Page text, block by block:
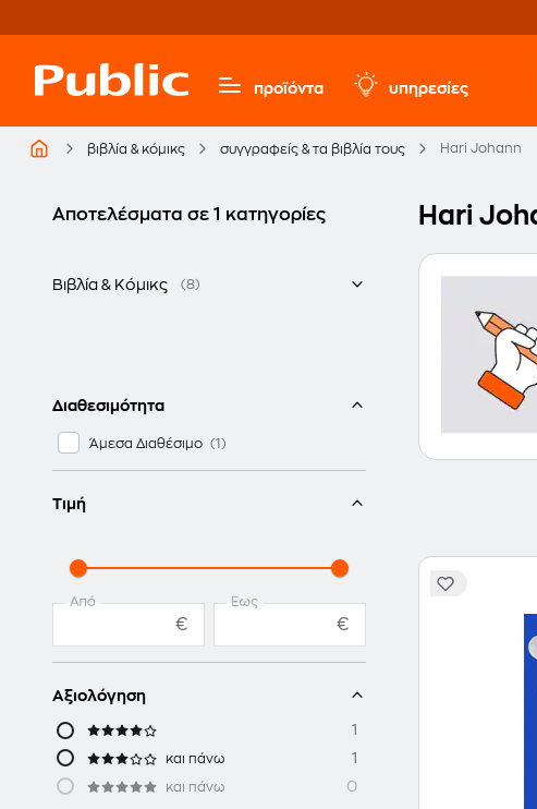
προϊόντα υπηρεσίες
βιβλία & κόμικς συγγραφείς & τα βιβλία τους Hari Johann
Αποτελέσματα σε 1 κατηγορίες
Βιβλία & Κόμικς (8)
Διαθεσιμότητα
Άμεσα Διαθέσιμο
Τιμή
Από
€
Έως
€
Αξιολόγηση
1
και πάνω 1
και πάνω 0
Hari